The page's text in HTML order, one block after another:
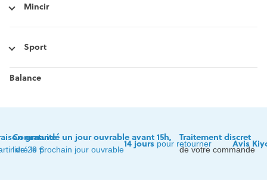
Mincir
Sport
Balance
gratuite
de 29 €
Commandé un jour ouvrable avant 15h,
livré le prochain jour ouvrable
14 jourspour retourner
Traitement discret
de votre commande
Avis